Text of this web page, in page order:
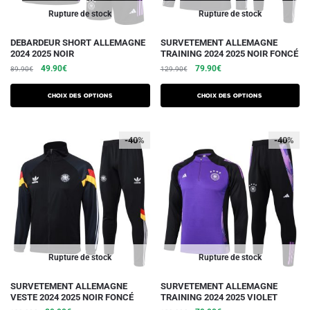
Rupture de stock
DEBARDEUR SHORT ALLEMAGNE
2024 2025 NOIR
89.90€
Le
initial
était :
49.90€Le
actuel
est :
Choix des options
Ce
produit
a
plusieurs
variations.
options
peuvent
être
choisies
sur
la
page
Rupture de stock
SURVETEMENT ALLEMAGNE
TRAINING 2024 2025 NOIR FONCÉ
129.90€
Le
initial
était :
79.90€Le
actuel
est :
Choix des options
Ce
produit
a
plusieurs
variations.
peuvent
être
choisies
sur
la
page
Rupture de stock
-40%
SURVETEMENT ALLEMAGNE
VESTE 2024 2025 NOIR FONCÉ
Ce
produit
Rupture de stock
-40%
SURVETEMENT ALLEMAGNE
TRAINING 2024 2025 VIOLET
Ce
produit